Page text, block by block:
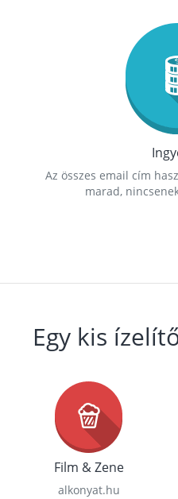
Az összes email cím
marad,
Egy kis
Film & Zene
alkonyat.hu